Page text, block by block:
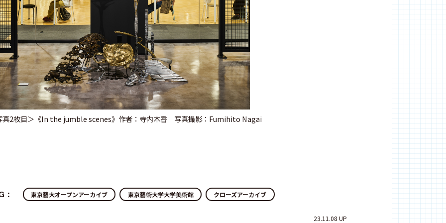
真2枚目＞《In the jumble scenes》作者：寺内木香 写真撮影：Fumihito Nagai
： 東京藝大オープンアーカイブ 東京藝術大学大学美術館 クローズアーカイブ
23.11.08 UP